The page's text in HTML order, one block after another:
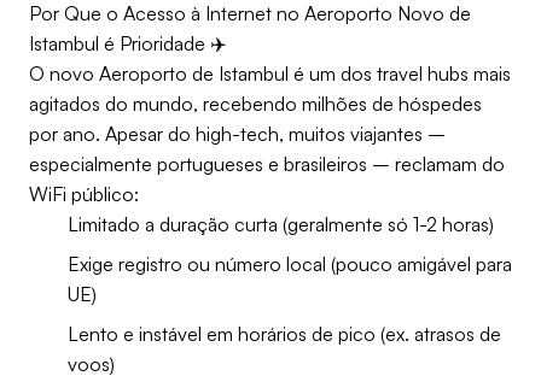
Por Que o Acesso à Internet no Aeroporto Novo de
Istambul é Prioridade ✈️
O novo Aeroporto de Istambul é um dos travel hubs mais
agitados do mundo, recebendo milhões de hóspedes
por ano. Apesar do high-tech, muitos viajantes –
especialmente portugueses e brasileiros – reclamam do
WiFi público:
Limitado a duração curta (geralmente só 1-2 horas)
Exige registro ou número local (pouco amigável para
UE)
Lento e instável em horários de pico (ex. atrasos de
voos)